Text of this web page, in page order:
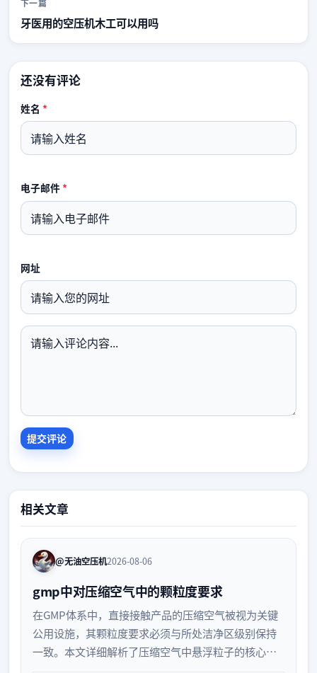
下一篇
牙医用的空压机木工可以用吗
还没有评论
姓名 *
电子邮件*
网址
相关文章
@无油空压机2026-08-06
gmp中对压缩空气中的颗粒度要求
在GMP体系中，直接接触产品的压缩空气被视为关键
公用设施，其颗粒度要求必须与所处洁净区级别保持
一致。本文详细解析了压缩空气中悬浮粒子的核心控